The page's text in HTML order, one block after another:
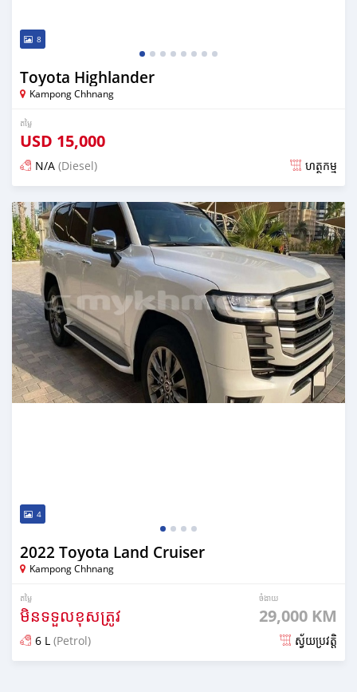
8
Toyota Highlander
Kampong Chhnang
តម្លៃ
USD 15,000
N/A (Diesel) ហត្ថកម្ម
ប្រកាស about 2 years មុន
4
2022 Toyota Land Cruiser
Kampong Chhnang
តម្លៃ
មិនទទួលខុសត្រូវ
ចំងាយ
29,000 KM
6 L (Petrol) ស្វ័យប្រវត្តិ